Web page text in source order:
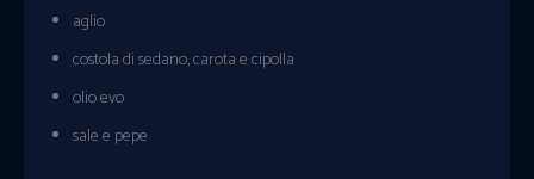
aglio
costola di sedano, carota e cipolla
olio evo
sale e pepe